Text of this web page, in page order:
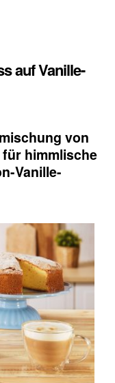
auf Vanille-
von
himmlische
Vanille-